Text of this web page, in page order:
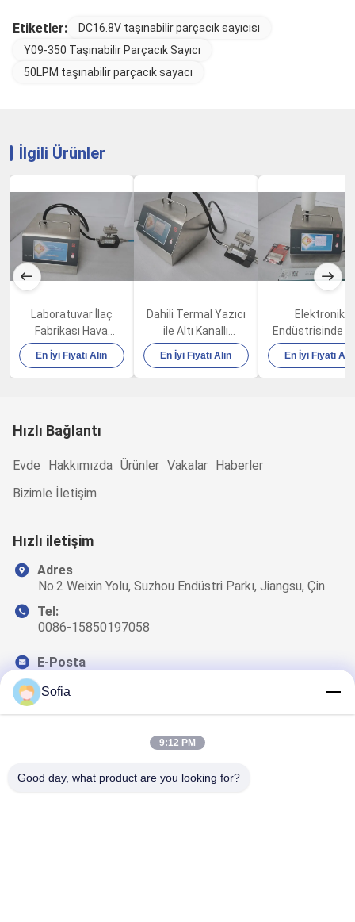
Etiketler:
DC16.8V taşınabilir parçacık sayıcısı
Y09-350 Taşınabilir Parçacık Sayıcı
50LPM taşınabilir parçacık sayacı
İlgili Ürünler
Laboratuvar İlaç
Fabrikası Hava
Kalitesi Parçacık
Sayacı 100LPM 80W
En İyi Fiyatı Alın
Dahili Termal Yazıcı
ile Altı Kanallı
Taşınabilir Hava
Parçacık Sayacı
En İyi Fiyatı Alın
Elektronik
Endüstrisinde
Dokunmatik
25um Toz
En İyi Fiyatı Alın
Hızlı Bağlantı
Evde Hakkımızda Ürünler Vakalar Haberler
Bizimle İletişim
Hızlı iletişim
Adres
No.2 Weixin Yolu, Suzhou Endüstri Parkı, Jiangsu, Çin
Tel:
0086-15850197058
E-Posta
İndirimler ve daha fazlası için bültenimize abone olun.
Sofia
9:12 PM
Good day, what product are you looking for?